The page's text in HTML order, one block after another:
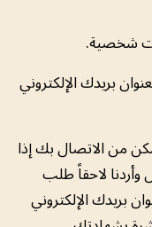
شخصية.
بريدك الإلكتروني
من الاتصال بك إذا
لاحقاً طلب
بريدك الإلكتروني